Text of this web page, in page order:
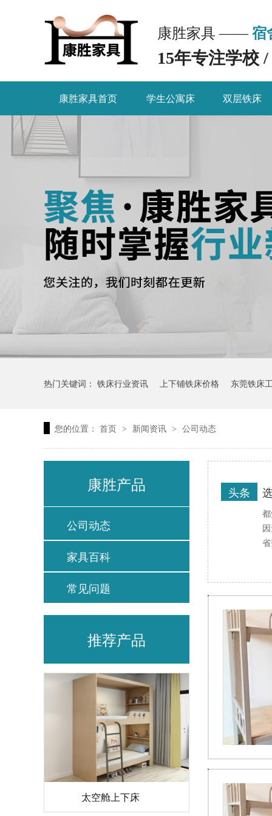
康胜家具 ——宿
15年专注学校
康胜家具首页 学生公寓床 双层铁床
热门关键词： 铁床行业资讯 上下铺铁床价格 东莞铁床
您的位置： 首页 > 新闻资讯 > 公司动态
头条
康胜产品
公司动态
家具百科
常见问题
推荐产品
太空舱上下床